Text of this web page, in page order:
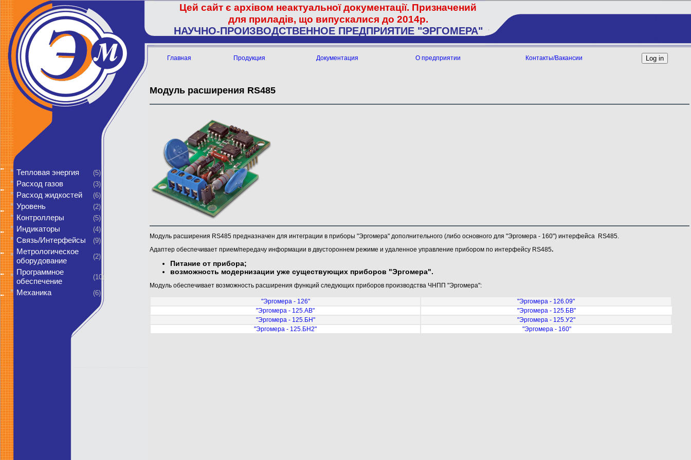
* Тепловая энергия (5)
* Расход газов (3)
* Расход жидкостей (6)
* Уровень (2)
* Контроллеры (5)
* Индикаторы (4)
* Связь/Интерфейсы (9)
* Метрологическое
оборудование
(2)
* Программное
обеспечение
(10)
* Механика (6)
Цей сайт є архівом неактуальної документації. Призначений
для приладів, що випускалися до 2014р.
НАУЧНО-ПРОИЗВОДСТВЕННОЕ ПРЕДПРИЯТИЕ "ЭРГОМЕРА"
Главная Продукция Документация О предприятии Контакты/Вакансии
Модуль расширения RS485
Модуль расширения RS485 предназначен для интеграции в приборы "Эргомера" дополнительного (либо основного для "Эргомера - 160") интерфейса RS485.
Адаптер обеспечивает прием/передачу информации в двустороннем режиме и удаленное управление прибором по интерфейсу RS485.
Питание от прибора;
возможность модернизации уже существующих приборов "Эргомера".
Модуль обеспечивает возможность расширения функций следующих приборов производства ЧНПП "Эргомера":
"Эргомера - 126"
"Эргомера - 126.09"
"Эргомера - 125.АВ"
"Эргомера - 125.БВ"
"Эргомера - 125.БН"
"Эргомера - 125.У2"
"Эргомера - 125.БН2"
"Эргомера - 160"